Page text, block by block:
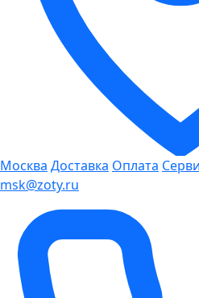
Москва Доставка Оплата
msk@zoty.ru